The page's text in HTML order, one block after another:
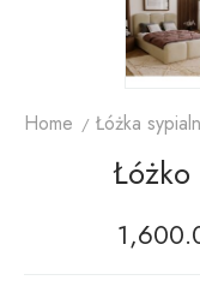
Home Łóżka